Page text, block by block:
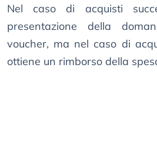
Nel caso di acquisti
presentazione della
voucher, ma nel caso di
ottiene un rimborso della